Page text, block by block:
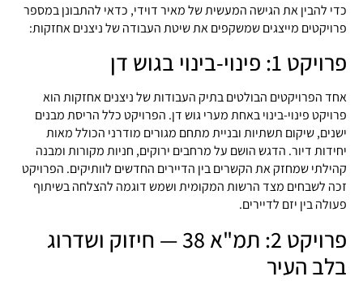
כדי להבין את הגישה המעשית של מאיר דוידי, כדאי להתבונן במספר
פרויקטים מייצגים שמשקפים את שיטת העבודה של ניצנים אחזקות:
פרויקט 1: פינוי-בינוי בגוש דן
אחד הפרויקטים הבולטים בתיק העבודות של ניצנים אחזקות הוא
פרויקט פינוי-בינוי באחת מערי גוש דן. הפרויקט כלל הריסת מבנים
ישנים, שיקום תשתיות ובניית מתחם מגורים מודרני הכולל מאות
יחידות דיור. הדגש הושם על מרחבים ירוקים, חניות מקורות ומבנה
קהילתי שמחזק את הקשרים בין הדיירים החדשים לוותיקים. הפרויקט
זכה לשבחים מצד הרשות המקומית ושמש דוגמה להצלחה בשיתוף
פעולה בין יזם לדיירים.
פרויקט 2: תמ"א 38 — חיזוק ושדרוג
בלב העיר